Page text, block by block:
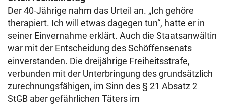
Der 40-Jährige nahm das Urteil an. „Ich gehöre
therapiert. Ich will etwas dagegen tun“, hatte er in
seiner Einvernahme erklärt. Auch die Staatsanwältin
war mit der Entscheidung des Schöffensenats
einverstanden. Die dreijährige Freiheitsstrafe,
verbunden mit der Unterbringung des grundsätzlich
zurechnungsfähigen, im Sinn des § 21 Absatz 2
StGB aber gefährlichen Täters im